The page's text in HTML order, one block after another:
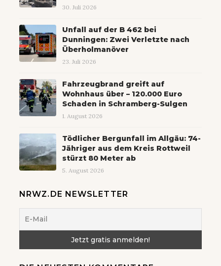
30. Juli 2026
Unfall auf der B 462 bei
Dunningen: Zwei Verletzte nach
Überholmanöver
23. Juli 2026
Fahrzeugbrand greift auf
Wohnhaus über – 120.000 Euro
Schaden in Schramberg-Sulgen
1. August 2026
Tödlicher Bergunfall im Allgäu: 74-
Jähriger aus dem Kreis Rottweil
stürzt 80 Meter ab
5. August 2026
NRWZ.DE NEWSLETTER